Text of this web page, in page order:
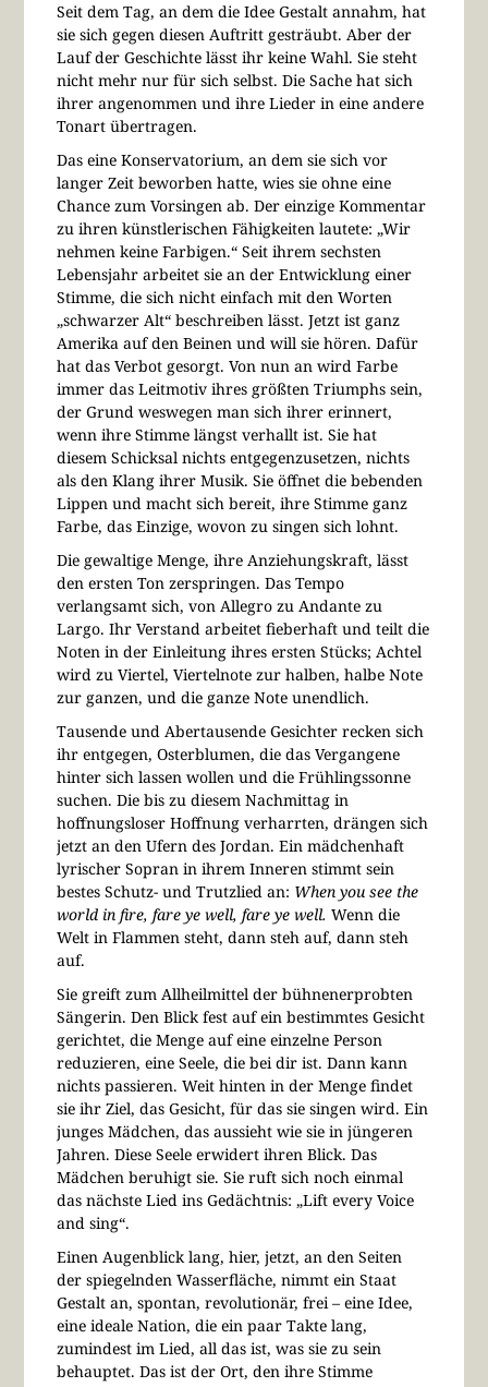
Seit dem Tag, an dem die Idee Gestalt annahm, hat
sie sich gegen diesen Auftritt gesträubt. Aber der
Lauf der Geschichte lässt ihr keine Wahl. Sie steht
nicht mehr nur für sich selbst. Die Sache hat sich
ihrer angenommen und ihre Lieder in eine andere
Tonart übertragen.
Das eine Konservatorium, an dem sie sich vor
langer Zeit beworben hatte, wies sie ohne eine
Chance zum Vorsingen ab. Der einzige Kommentar
zu ihren künstlerischen Fähigkeiten lautete: „Wir
nehmen keine Farbigen.“ Seit ihrem sechsten
Lebensjahr arbeitet sie an der Entwicklung einer
Stimme, die sich nicht einfach mit den Worten
„schwarzer Alt“ beschreiben lässt. Jetzt ist ganz
Amerika auf den Beinen und will sie hören. Dafür
hat das Verbot gesorgt. Von nun an wird Farbe
immer das Leitmotiv ihres größten Triumphs sein,
der Grund weswegen man sich ihrer erinnert,
wenn ihre Stimme längst verhallt ist. Sie hat
diesem Schicksal nichts entgegenzusetzen, nichts
als den Klang ihrer Musik. Sie öffnet die bebenden
Lippen und macht sich bereit, ihre Stimme ganz
Farbe, das Einzige, wovon zu singen sich lohnt.
Die gewaltige Menge, ihre Anziehungskraft, lässt
den ersten Ton zerspringen. Das Tempo
verlangsamt sich, von Allegro zu Andante zu
Largo. Ihr Verstand arbeitet fieberhaft und teilt die
Noten in der Einleitung ihres ersten Stücks; Achtel
wird zu Viertel, Viertelnote zur halben, halbe Note
zur ganzen, und die ganze Note unendlich.
Tausende und Abertausende Gesichter recken sich
ihr entgegen, Osterblumen, die das Vergangene
hinter sich lassen wollen und die Frühlingssonne
suchen. Die bis zu diesem Nachmittag in
hoffnungsloser Hoffnung verharrten, drängen sich
jetzt an den Ufern des Jordan. Ein mädchenhaft
lyrischer Sopran in ihrem Inneren stimmt sein
bestes Schutz- und Trutzlied an: When you see the
world in fire, fare ye well, fare ye well. Wenn die
Welt in Flammen steht, dann steh auf, dann steh
auf.
Sie greift zum Allheilmittel der bühnenerprobten
Sängerin. Den Blick fest auf ein bestimmtes Gesicht
gerichtet, die Menge auf eine einzelne Person
reduzieren, eine Seele, die bei dir ist. Dann kann
nichts passieren. Weit hinten in der Menge findet
sie ihr Ziel, das Gesicht, für das sie singen wird. Ein
junges Mädchen, das aussieht wie sie in jüngeren
Jahren. Diese Seele erwidert ihren Blick. Das
Mädchen beruhigt sie. Sie ruft sich noch einmal
das nächste Lied ins Gedächtnis: „Lift every Voice
and sing“.
Einen Augenblick lang, hier, jetzt, an den Seiten
der spiegelnden Wasserfläche, nimmt ein Staat
Gestalt an, spontan, revolutionär, frei – eine Idee,
eine ideale Nation, die ein paar Takte lang,
zumindest im Lied, all das ist, was sie zu sein
behauptet. Das ist der Ort, den ihre Stimme